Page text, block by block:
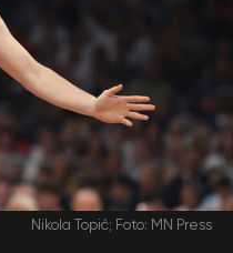
Nikola Topić; Foto: MN Press